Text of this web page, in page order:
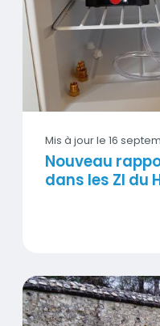
Visuel
Mis à jour le 16
Nouveau
dans les ZI du
Synthèse des